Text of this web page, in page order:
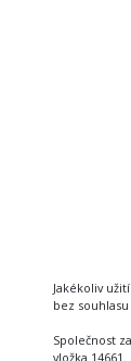
Jakékoliv
bez
Společnost
vložka 14661.